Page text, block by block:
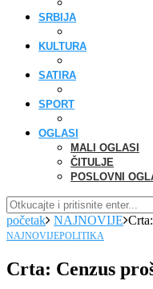
SRBIJA
KULTURA
SATIRA
SPORT
OGLASI
MALI OGLASI
ČITULJE
POSLOVNI
početak NAJNOVIJE
NAJNOVIJEPOLITIKA
Crta: Cenzus